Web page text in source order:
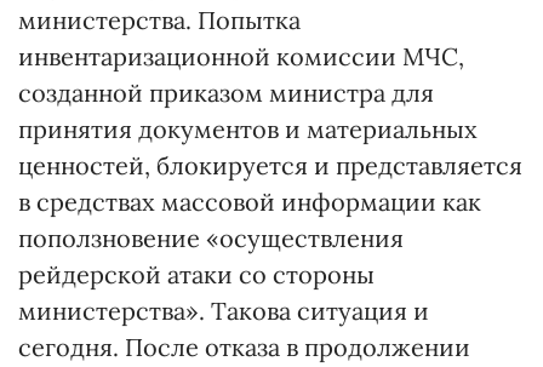
министерства. Попытка
инвентаризационной комиссии МЧС,
созданной приказом министра для
принятия документов и материальных
ценностей, блокируется и представляется
в средствах массовой информации как
поползновение «осуществления
рейдерской атаки со стороны
министерства». Такова ситуация и
сегодня. После отказа в продолжении